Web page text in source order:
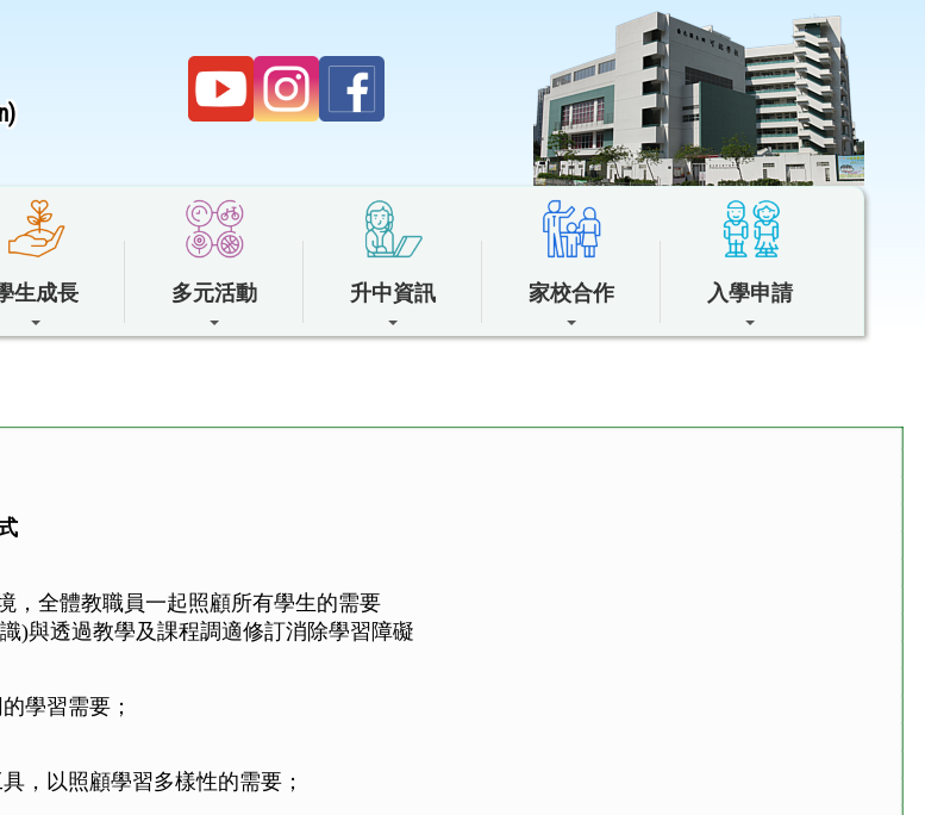
生成長 多元活動 升中資訊 家校合作 入學申請
，全體教職員一起照顧所有學生的需要
)與透過教學及課程調適修訂消除學習障礙
學習需要；
，以照顧學習多樣性的需要；